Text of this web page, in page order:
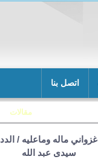
اتصل بنا
مقالات
غزواني ماله وماعليه / الدد
سيدى عبد الله